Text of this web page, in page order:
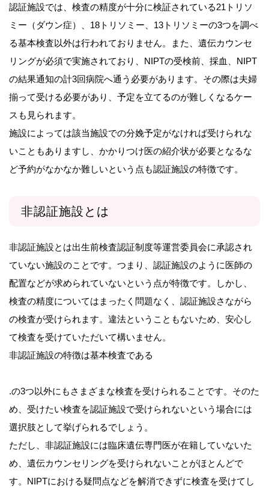
認証施設では、検査の精度が十分に検証されている21トリソ
ミー（ダウン症）、18トリソミー、13トリソミーの3つを調べ
る基本検査以外は行われておりません。また、遺伝カウンセ
リングが必須で実施されており、NIPTの受検前、採血、NIPT
の結果通知の計3回病院へ通う必要があります。その際は夫婦
揃って受ける必要があり、予定を立てるのが難しくなるケー
スも見られます。
施設によっては該当施設での分娩予定がなければ受けられな
いこともありますし、かかりつけ医の紹介状が必要となるな
ど予約がなかなか難しいという点も認証施設の特徴です。
非認証施設とは
非認証施設とは出生前検査認証制度等運営委員会に承認され
ていない施設のことです。つまり、認証施設のように医師の
配置などが求められていないという点が特徴です。しかし、
検査の精度についてはまったく問題なく、認証施設さながら
の検査が受けられます。違法ということもないため、安心し
て検査を受けていただいて構いません。
非認証施設の特徴は基本検査である
.の3つ以外にもさまざまな検査を受けられることです。そのた
め、受けたい検査を認証施設で受けられないという場合には
選択肢として挙げられるでしょう。
ただし、非認証施設には臨床遺伝専門医が在籍していないた
め、遺伝カウンセリングを受けられないことがほとんどで
す。NIPTにおける疑問点などを解消できずに検査を受けてし